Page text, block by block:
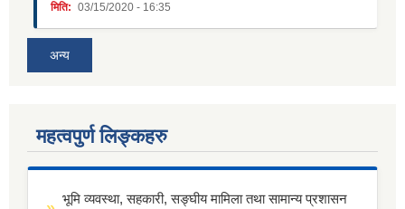
मिति: 03/15/2020 - 16:35
अन्य
महत्वपुर्ण लिङ्कहरु
भूमि व्यवस्था, सहकारी, सङ्घीय मामिला तथा सामान्य प्रशासन